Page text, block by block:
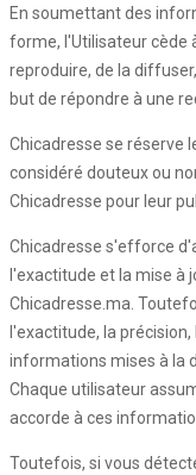
En soumettant des
forme, l'Utilisateur cède
reproduire, de la
but de répondre à une
Chicadresse se réserve
considéré douteux ou
Chicadresse pour leur
Chicadresse s'efforce
l'exactitude et la mise à
Chicadresse.ma.
l'exactitude, la
informations mises à la
Chaque utilisateur
accorde à ces
Toutefois, si vous